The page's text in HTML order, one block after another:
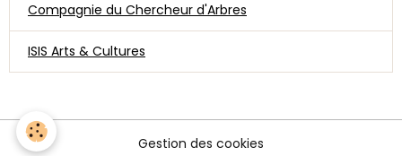
Compagnie du Chercheur d'Arbres
ISIS Arts & Cultures
Gestion des cookies